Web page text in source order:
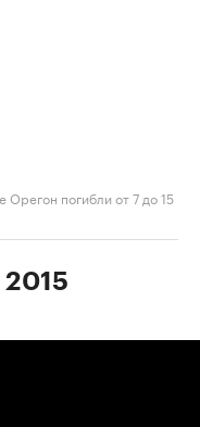
Орегон погибли от 7 до 15
2015